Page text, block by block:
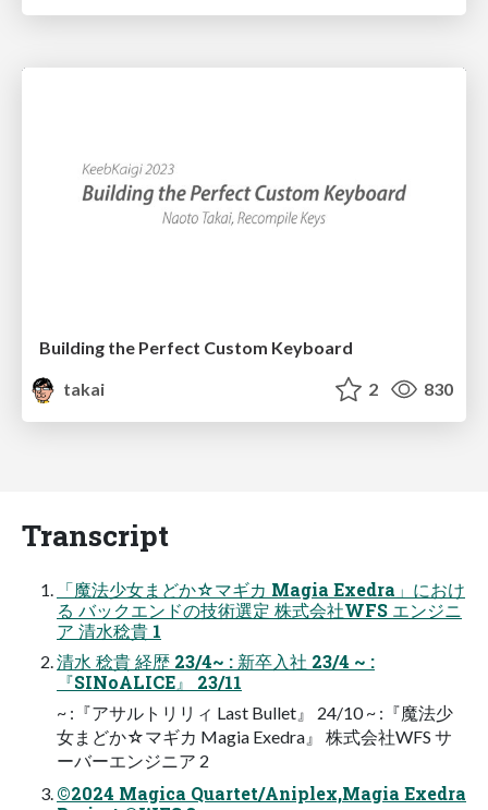
Building the Perfect Custom Keyboard
takai
2 830
Transcript
「魔法少女まどか☆マギカ Magia Exedra」におけ
る バックエンドの技術選定 株式会社WFS エンジニ
ア 清水稔貴 1
清水 稔貴 経歴 23/4~ : 新卒入社 23/4 ~ :
『SINoALICE』 23/11
~ :『アサルトリリィ Last Bullet』 24/10 ~ :『魔法少
女まどか☆マギカ Magia Exedra』 株式会社WFS サ
ーバーエンジニア 2
©2024 Magica Quartet/Aniplex,Magia Exedra